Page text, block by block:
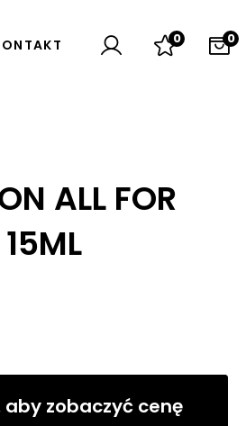
0 0
ALL FOR
aby zobaczyć cenę